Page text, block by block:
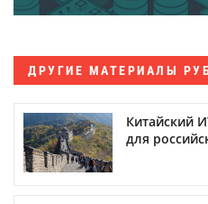
ДРУГИЕ МАТЕРИАЛЫ
Китайский
для